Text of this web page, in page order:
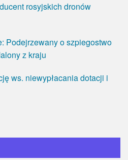
rosyjskich dronów
Podejrzewany o szpiegostwo
z kraju
ws. niewypłacania dotacji i